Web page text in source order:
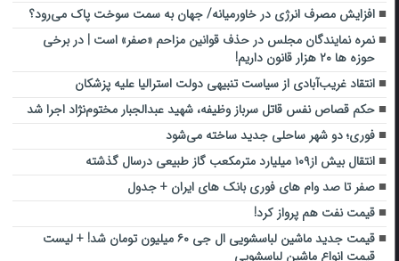
افزایش مصرف انرژی در خاورمیانه/ جهان به سمت سوخت پاک می‌رود؟
نمره نمایندگان مجلس در حذف قوانین مزاحم «صفر» است | در برخی
حوزه ها ۲۰ هزار قانون داریم!
انتقاد غریب‌آبادی از سیاست تنبیهی دولت استرالیا علیه پزشکان
حکم قصاص نفس قاتل سرباز وظیفه، شهید عبدالجبار مختوم‌نژاد اجرا شد
فوری؛ دو شهر ساحلی جدید ساخته می‌شود
انتقال بیش از۱۰۹ میلیارد مترمکعب گاز طبیعی درسال گذشته
صفر تا صد وام های فوری بانک های ایران + جدول
قیمت نفت هم پرواز کرد!
قیمت جدید ماشین لباسشویی ال جی ۶۰ میلیون تومان شد! + لیست
قیمت انواع ماشین لباسشویی